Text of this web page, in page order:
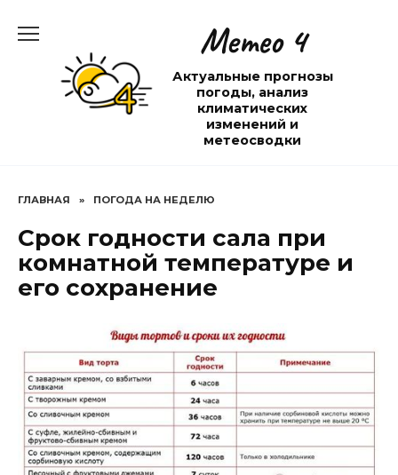
содержанию
Метео 4
Актуальные прогнозы
погоды, анализ
климатических
изменений и
метеосводки
ГЛАВНАЯ » ПОГОДА НА НЕДЕЛЮ
Срок годности сала при
комнатной температуре и
его сохранение